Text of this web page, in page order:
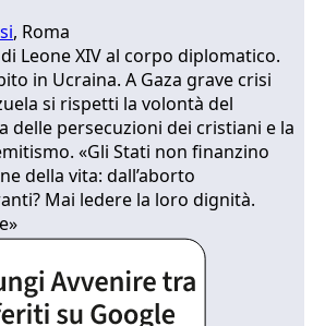
, Roma
Leone XIV al corpo diplomatico.
in Ucraina. A Gaza grave crisi
si rispetti la volontà del
delle persecuzioni dei cristiani e la
«Gli Stati non finanzino
della vita: dall’aborto
Mai ledere la loro dignità.